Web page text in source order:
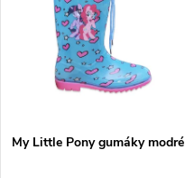
e
s
My Little Pony gumáky modré